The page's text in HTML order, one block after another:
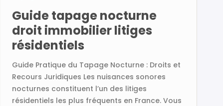
Guide tapage nocturne
droit immobilier litiges
résidentiels
Guide Pratique du Tapage Nocturne : Droits et
Recours Juridiques Les nuisances sonores
nocturnes constituent l’un des litiges
résidentiels les plus fréquents en France. Vous